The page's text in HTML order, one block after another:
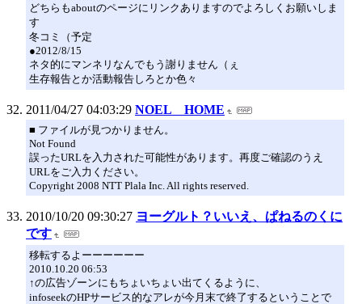
どちらもaboutのページにリンクありますのでよろしくお願いしま
す
冬コミ（予定
●2012/8/15
ネタ的にマンネリなんでもう謝りません（ぇ
生存報告とか活動報告しろとか色々
2011/04/27 04:03:29 NOEL HOME
■ ファイルが見つかりません。
Not Found
誤ったURLを入力された可能性があります。再度ご確認のうえ
URLをご入力ください。
Copyright 2008 NTT Plala Inc. All rights reserved.
2010/10/20 09:30:27 ヨーグルト？いいえ、ぱねるのくに
です
移転するよーーーーーー
2010.10.20 06:53
↑の広告ゾーンにもちょいちょい出てくるように、
infoseekのHPサービス的なアレが今月末で終了するということで